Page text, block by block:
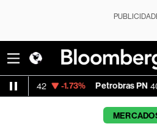
-1.73% Petrobras PN 40.87 -